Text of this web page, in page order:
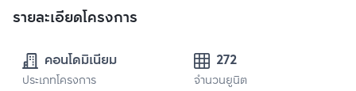
รายละเอียดโครงการ
คอนโดมิเนียม
ประเภทโครงการ
272
จำนวนยูนิต